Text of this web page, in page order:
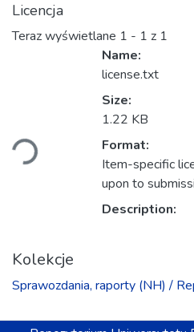
Licencja
Teraz wyświetlane 1 - 1 z 1
Name:
license.txt
Size:
1.22 KB
Format:
Item-specific
upon to
Description:
Kolekcje
Sprawozdania, raporty (NH) /